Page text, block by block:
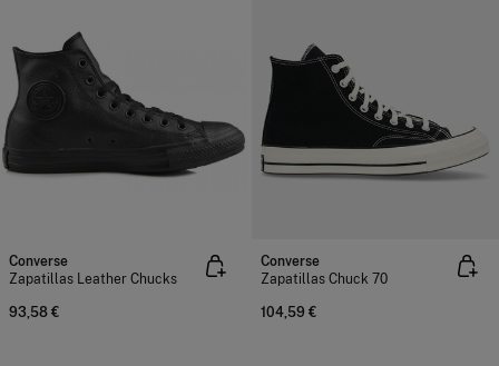
Converse
Zapatillas Leather Chucks
93,58 €
Converse
Zapatillas Chuck 70
104,59 €